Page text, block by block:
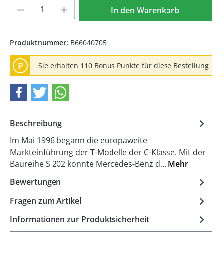
Produkt Anzahl: Gib denIn den Warenkorb
Produktnummer: B66040705
P Sie erhalten 110 Bonus Punkte für diese Bestellung
Beschreibung
Im Mai 1996 begann die europaweite
Markteinführung der T-Modelle der C-Klasse. Mit der
Baureihe S 202 konnte Mercedes-Benz d… Mehr
Bewertungen
Fragen zum Artikel
Informationen zur Produktsicherheit